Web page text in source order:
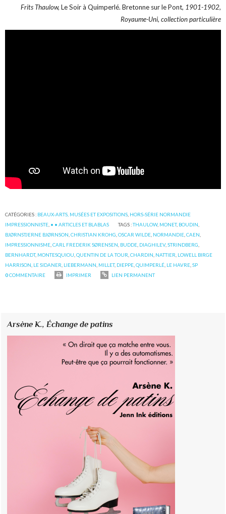
Frits Thaulow, Le Soir à Quimperlé. Bretonne sur le Pont, 1901-1902,
Royaume-Uni, collection particulière
CATÉGORIES : BEAUX-ARTS, MUSÉES ET EXPOSITIONS HORS-SÉRIE NORMANDIE
IMPRESSIONNISTE • • ARTICLES ET BLABLAS TAGS :THAULOW, MONET, BOUDIN
BJØRNSTJERNE BJØRNSON ,CHRISTIAN KROHG ,OSCAR WILDE NORMANDIE ,CAEN
IMPRESSIONNISME ,CARL FREDERIK SØRENSEN BUDDE DIAGHILEV,STRINDBERG
BERNHARDT, MONTESQUIOU ,QUENTIN DE LA TOUR ,CHARDIN NATTIER LOWELL BIRGE
HARRISON LE SIDANER LIEBERMANN MILLET, DIEPPE ,QUIMPERLÉ LE HAVRE ,SP
0COMMENTAIRE IMPRIMER LIEN PERMANENT
Arsène K.,Échange de patins